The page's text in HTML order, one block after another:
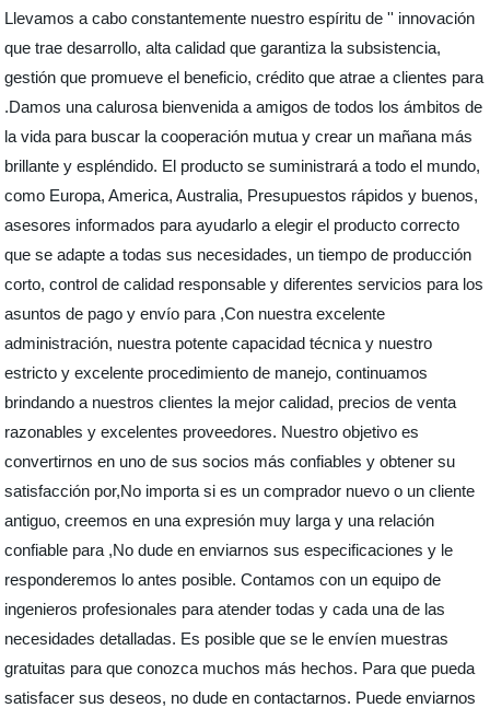
Llevamos a cabo constantemente nuestro espíritu de '' innovación
que trae desarrollo, alta calidad que garantiza la subsistencia,
gestión que promueve el beneficio, crédito que atrae a clientes para
.Damos una calurosa bienvenida a amigos de todos los ámbitos de
la vida para buscar la cooperación mutua y crear un mañana más
brillante y espléndido. El producto se suministrará a todo el mundo,
como Europa, America, Australia, Presupuestos rápidos y buenos,
asesores informados para ayudarlo a elegir el producto correcto
que se adapte a todas sus necesidades, un tiempo de producción
corto, control de calidad responsable y diferentes servicios para los
asuntos de pago y envío para ,Con nuestra excelente
administración, nuestra potente capacidad técnica y nuestro
estricto y excelente procedimiento de manejo, continuamos
brindando a nuestros clientes la mejor calidad, precios de venta
razonables y excelentes proveedores. Nuestro objetivo es
convertirnos en uno de sus socios más confiables y obtener su
satisfacción por,No importa si es un comprador nuevo o un cliente
antiguo, creemos en una expresión muy larga y una relación
confiable para ,No dude en enviarnos sus especificaciones y le
responderemos lo antes posible. Contamos con un equipo de
ingenieros profesionales para atender todas y cada una de las
necesidades detalladas. Es posible que se le envíen muestras
gratuitas para que conozca muchos más hechos. Para que pueda
satisfacer sus deseos, no dude en contactarnos. Puede enviarnos